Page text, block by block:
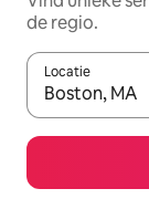
de regio.
Locatie
Wanneer er